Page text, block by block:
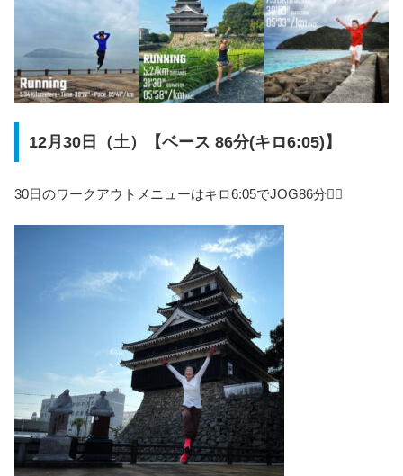
12月30日（土）【ベース 86分(キロ6:05)】
30日のワークアウトメニューはキロ6:05でJOG86分🏃‍♀️